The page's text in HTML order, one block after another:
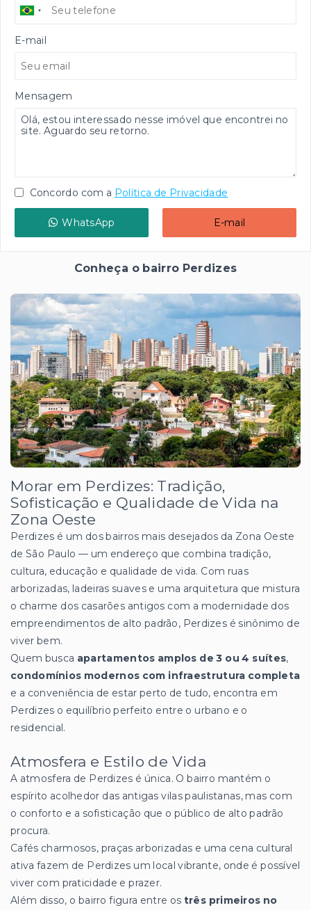
E-mail
Mensagem
Concordo com a Política de Privacidade
WhatsApp E-mail
Conheça o bairro Perdizes
Morar em Perdizes: Tradição,
Sofisticação e Qualidade de Vida na
Zona Oeste
Perdizes é um dos bairros mais desejados da Zona Oeste
de São Paulo — um endereço que combina tradição,
cultura, educação e qualidade de vida. Com ruas
arborizadas, ladeiras suaves e uma arquitetura que mistura
o charme dos casarões antigos com a modernidade dos
empreendimentos de alto padrão, Perdizes é sinônimo de
viver bem.
Quem busca apartamentos amplos de 3 ou 4 suítes,
condomínios modernos com infraestrutura completa
e a conveniência de estar perto de tudo, encontra em
Perdizes o equilíbrio perfeito entre o urbano e o
residencial.
Atmosfera e Estilo de Vida
A atmosfera de Perdizes é única. O bairro mantém o
espírito acolhedor das antigas vilas paulistanas, mas com
o conforto e a sofisticação que o público de alto padrão
procura.
Cafés charmosos, praças arborizadas e uma cena cultural
ativa fazem de Perdizes um local vibrante, onde é possível
viver com praticidade e prazer.
Além disso, o bairro figura entre os três primeiros no